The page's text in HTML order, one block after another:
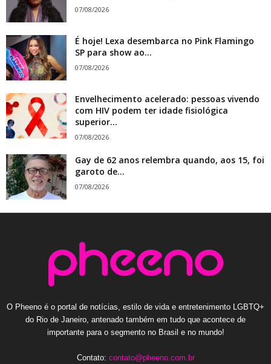
07/08/2026
É hoje! Lexa desembarca no Pink Flamingo
SP para show ao...
07/08/2026
Envelhecimento acelerado: pessoas vivendo
com HIV podem ter idade fisiológica
superior...
07/08/2026
Gay de 62 anos relembra quando, aos 15, foi
garoto de...
07/08/2026
O Pheeno é o portal de notícias, estilo de vida e entretenimento LGBTQ+
do Rio de Janeiro, antenado também em tudo que acontece de
importante para o segmento no Brasil e no mundo!
Contato: contato@pheeno.com.br